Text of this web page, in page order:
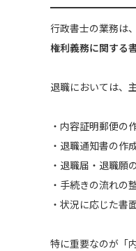
行政書士の業務は
権利義務に関する
退職においては、
・内容証明郵便の
・退職通知書の作
・退職届・退職願
・手続きの流れの
・状況に応じた書
特に重要なのが「